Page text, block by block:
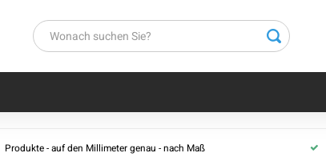
Produkte - auf den Millimeter genau - nach Maß